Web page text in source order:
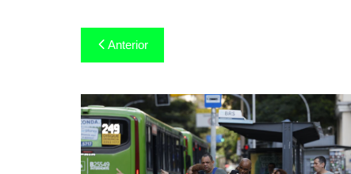
Navegação
de
Post
Anterior